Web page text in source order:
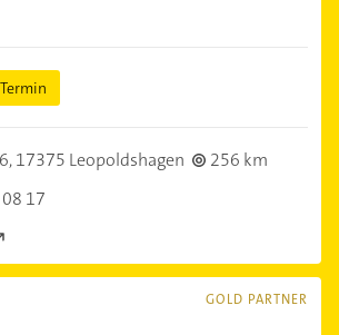
Termin
17375 Leopoldshagen
256 km
17
GOLD PARTNER